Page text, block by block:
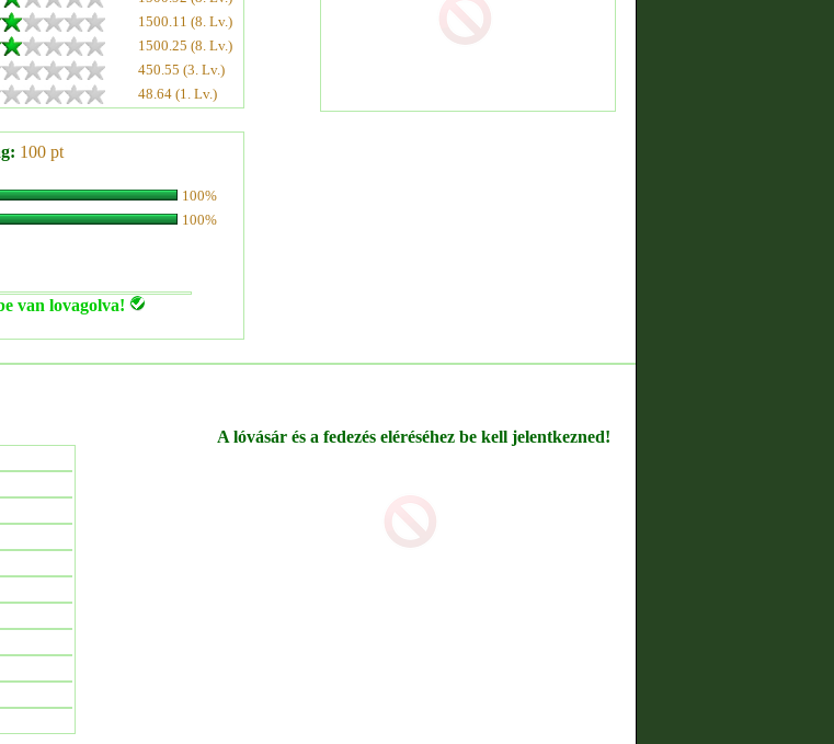
1500.11 (8. Lv.)
1500.25 (8. Lv.)
450.55 (3. Lv.)
48.64 (1. Lv.)
100 pt
100%
100%
van lovagolva!
A lóvásár és a fedezés eléréséhez be kell jelentkezned!